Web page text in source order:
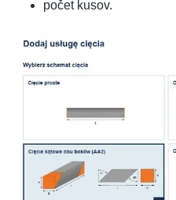
počet kusov.